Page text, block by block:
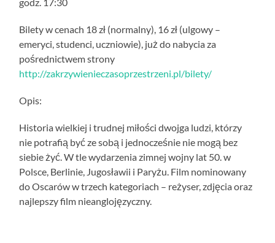
Bilety w cenach 18 zł (normalny), 16 zł (ulgowy –
emeryci, studenci, uczniowie), już do nabycia za
pośrednictwem strony
http://zakrzywienieczasoprzestrzeni.pl/bilety/
Opis:
Historia wielkiej i trudnej miłości dwojga ludzi, którzy
nie potrafią być ze sobą i jednocześnie nie mogą bez
siebie żyć. W tle wydarzenia zimnej wojny lat 50. w
Polsce, Berlinie, Jugosławii i Paryżu. Film nominowany
do Oscarów w trzech kategoriach – reżyser, zdjęcia oraz
najlepszy film nieanglojęzyczny.